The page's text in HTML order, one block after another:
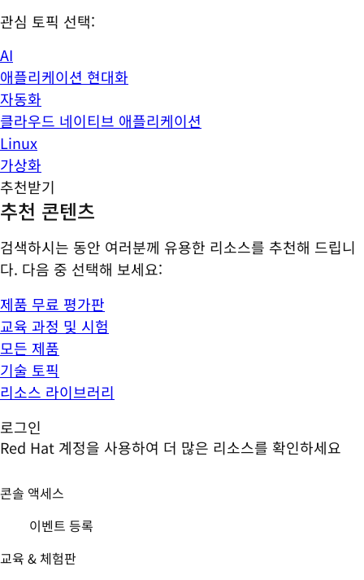
관심 토픽 선택:
AI
애플리케이션 현대화
자동화
클라우드 네이티브 애플리케이션
Linux
가상화
추천받기
추천 콘텐츠
검색하시는 동안 여러분께 유용한 리소스를 추천해 드립니
다. 다음 중 선택해 보세요:
제품 무료 평가판
교육 과정 및 시험
모든 제품
기술 토픽
리소스 라이브러리
로그인
Red Hat 계정을 사용하여 더 많은 리소스를 확인하세요
콘솔 액세스
이벤트 등록
교육 & 체험판